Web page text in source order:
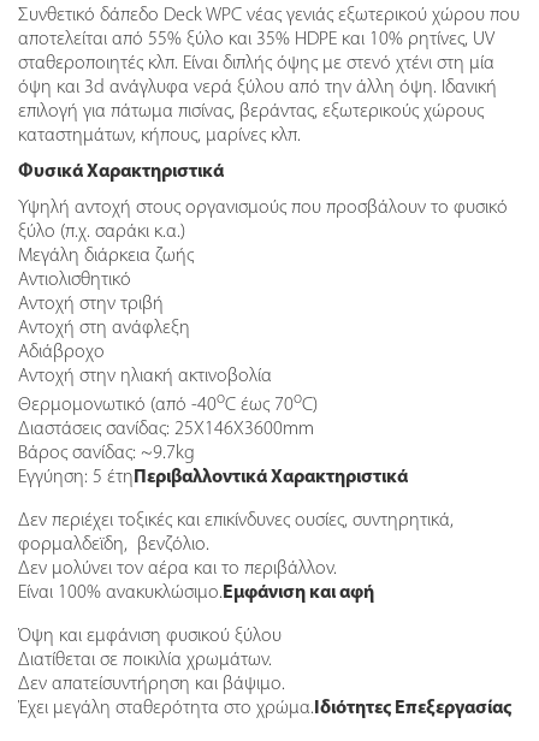
νερά
ξύλου
Dark
Brown
25/146
quantity
Συνθετικό δάπεδο Deck WPC νέας γενιάς εξωτερικού χώρου που
αποτελείται από 55% ξύλο και 35% HDPE και 10% ρητίνες, UV
σταθεροποιητές κλπ. Είναι διπλής όψης με στενό χτένι στη μία
όψη και 3d ανάγλυφα νερά ξύλου από την άλλη όψη. Ιδανική
επιλογή για πάτωμα πισίνας, βεράντας, εξωτερικούς χώρους
καταστημάτων, κήπους, μαρίνες κλπ.
Φυσικά Χαρακτηριστικά
Υψηλή αντοχή στους οργανισμούς που προσβάλουν το φυσικό
ξύλο (π.χ. σαράκι κ.α.)
Μεγάλη διάρκεια ζωής
Αντιολισθητικό
Αντοχή στην τριβή
Αντοχή στη ανάφλεξη
Αδιάβροχο
Αντοχή στην ηλιακή ακτινοβολία
Θερμομονωτικό (από -40οC έως 70οC)
Διαστάσεις σανίδας: 25X146X3600mm
Βάρος σανίδας: ~9.7kg
Εγγύηση: 5 έτη Περιβαλλοντικά Χαρακτηριστικά
Δεν περιέχει τοξικές και επικίνδυνες ουσίες, συντηρητικά,
φορμαλδεϊδη, βενζόλιο.
Δεν μολύνει τον αέρα και το περιβάλλον.
Είναι 100% ανακυκλώσιμο. Εμφάνιση και αφή
Όψη και εμφάνιση φυσικού ξύλου
Διατίθεται σε ποικιλία χρωμάτων.
Δεν απατείσυντήρηση και βάψιμο.
Έχει μεγάλη σταθερότητα στο χρώμα. Ιδιότητες Επεξεργασίας